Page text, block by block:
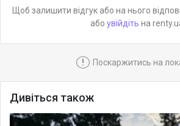
Щоб залишити відгук або на нього
або увійдіть на
! Поскаржитись на
Дивіться також